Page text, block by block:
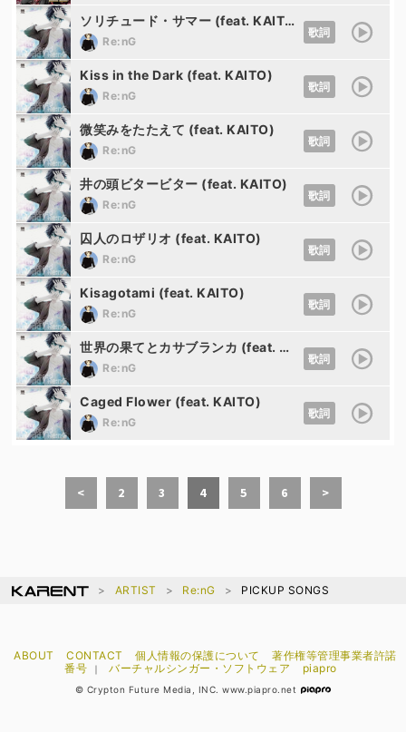
ソリチュード・サマー (feat. KAITO)
Re:nG
歌詞
Kiss in the Dark (feat. KAITO)
Re:nG
歌詞
微笑みをたたえて (feat. KAITO)
Re:nG
歌詞
井の頭ビタービター (feat. KAITO)
Re:nG
歌詞
囚人のロザリオ (feat. KAITO)
Re:nG
歌詞
Kisagotami (feat. KAITO)
Re:nG
歌詞
世界の果てとカサブランカ (feat. KAITO)
Re:nG
歌詞
Caged Flower (feat. KAITO)
Re:nG
歌詞
< 2 3 4 5 6 >
ARTIST Re:nG PICKUP SONGS
ABOUT CONTACT 個人情報の保護について
著作権等管理事業者許諾
番号
｜ バーチャルシンガー・ソフトウェア piapro
© Crypton Future Media, INC. www.piapro.net